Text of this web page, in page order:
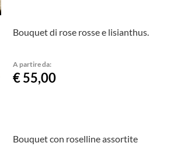
Bouquet di rose rosse e lisianthus.
A partire da:
€ 55,00
Bouquet con roselline assortite